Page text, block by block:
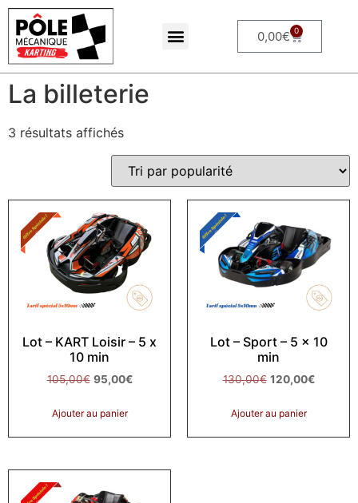
0,00€ 0
La billeterie
3 résultats affichés
Lot – KART Loisir – 5 x
10 min
105,00€ 95,00€
Ajouter au panier
Lot – Sport – 5 x 10
min
130,00€ 120,00€
Ajouter au panier